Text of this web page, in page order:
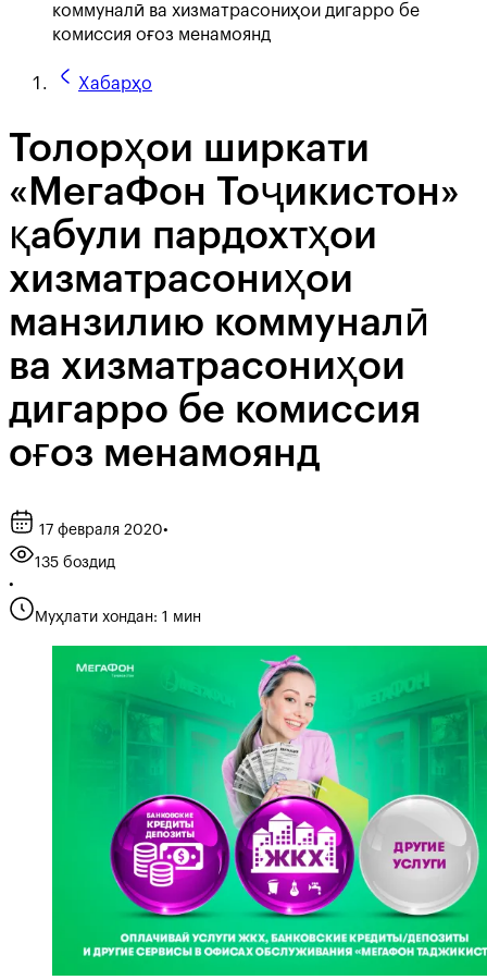
коммуналӣ ва хизматрасониҳои дигарро бе
комиссия оғоз менамоянд
Хабарҳо
Толорҳои ширкати
«МегаФон Тоҷикистон»
қабули пардохтҳои
хизматрасониҳои
манзилию коммуналӣ
ва хизматрасониҳои
дигарро бе комиссия
оғоз менамоянд
17 февраля 2020•
135 боздид
•
Муҳлати хондан: 1 мин